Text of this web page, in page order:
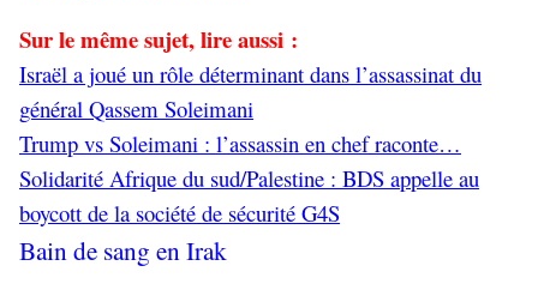
Sur le même sujet, lire aussi :
Israël a joué un rôle déterminant dans l’assassinat du
général Qassem Soleimani
Trump vs Soleimani : l’assassin en chef raconte…
Solidarité Afrique du sud/Palestine : BDS appelle au
boycott de la société de sécurité G4S
Bain de sang en Irak